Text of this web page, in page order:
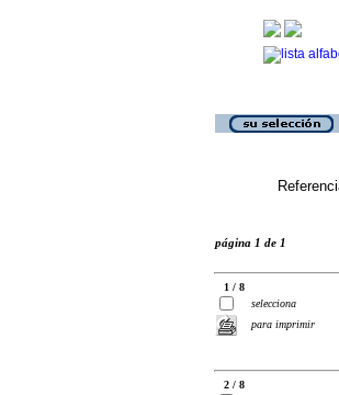
página 1 de 1
1 / 8
selecciona
para imprimir
2 / 8